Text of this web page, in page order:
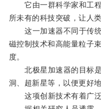
它由一群科学家和工程
所未有的科技突破，让人
这一加速器不同于传统
磁控制技术和高能量粒子
度。
北极星加速器的目标是
洞、超新星等，以便更好
这项创新技术有着广泛